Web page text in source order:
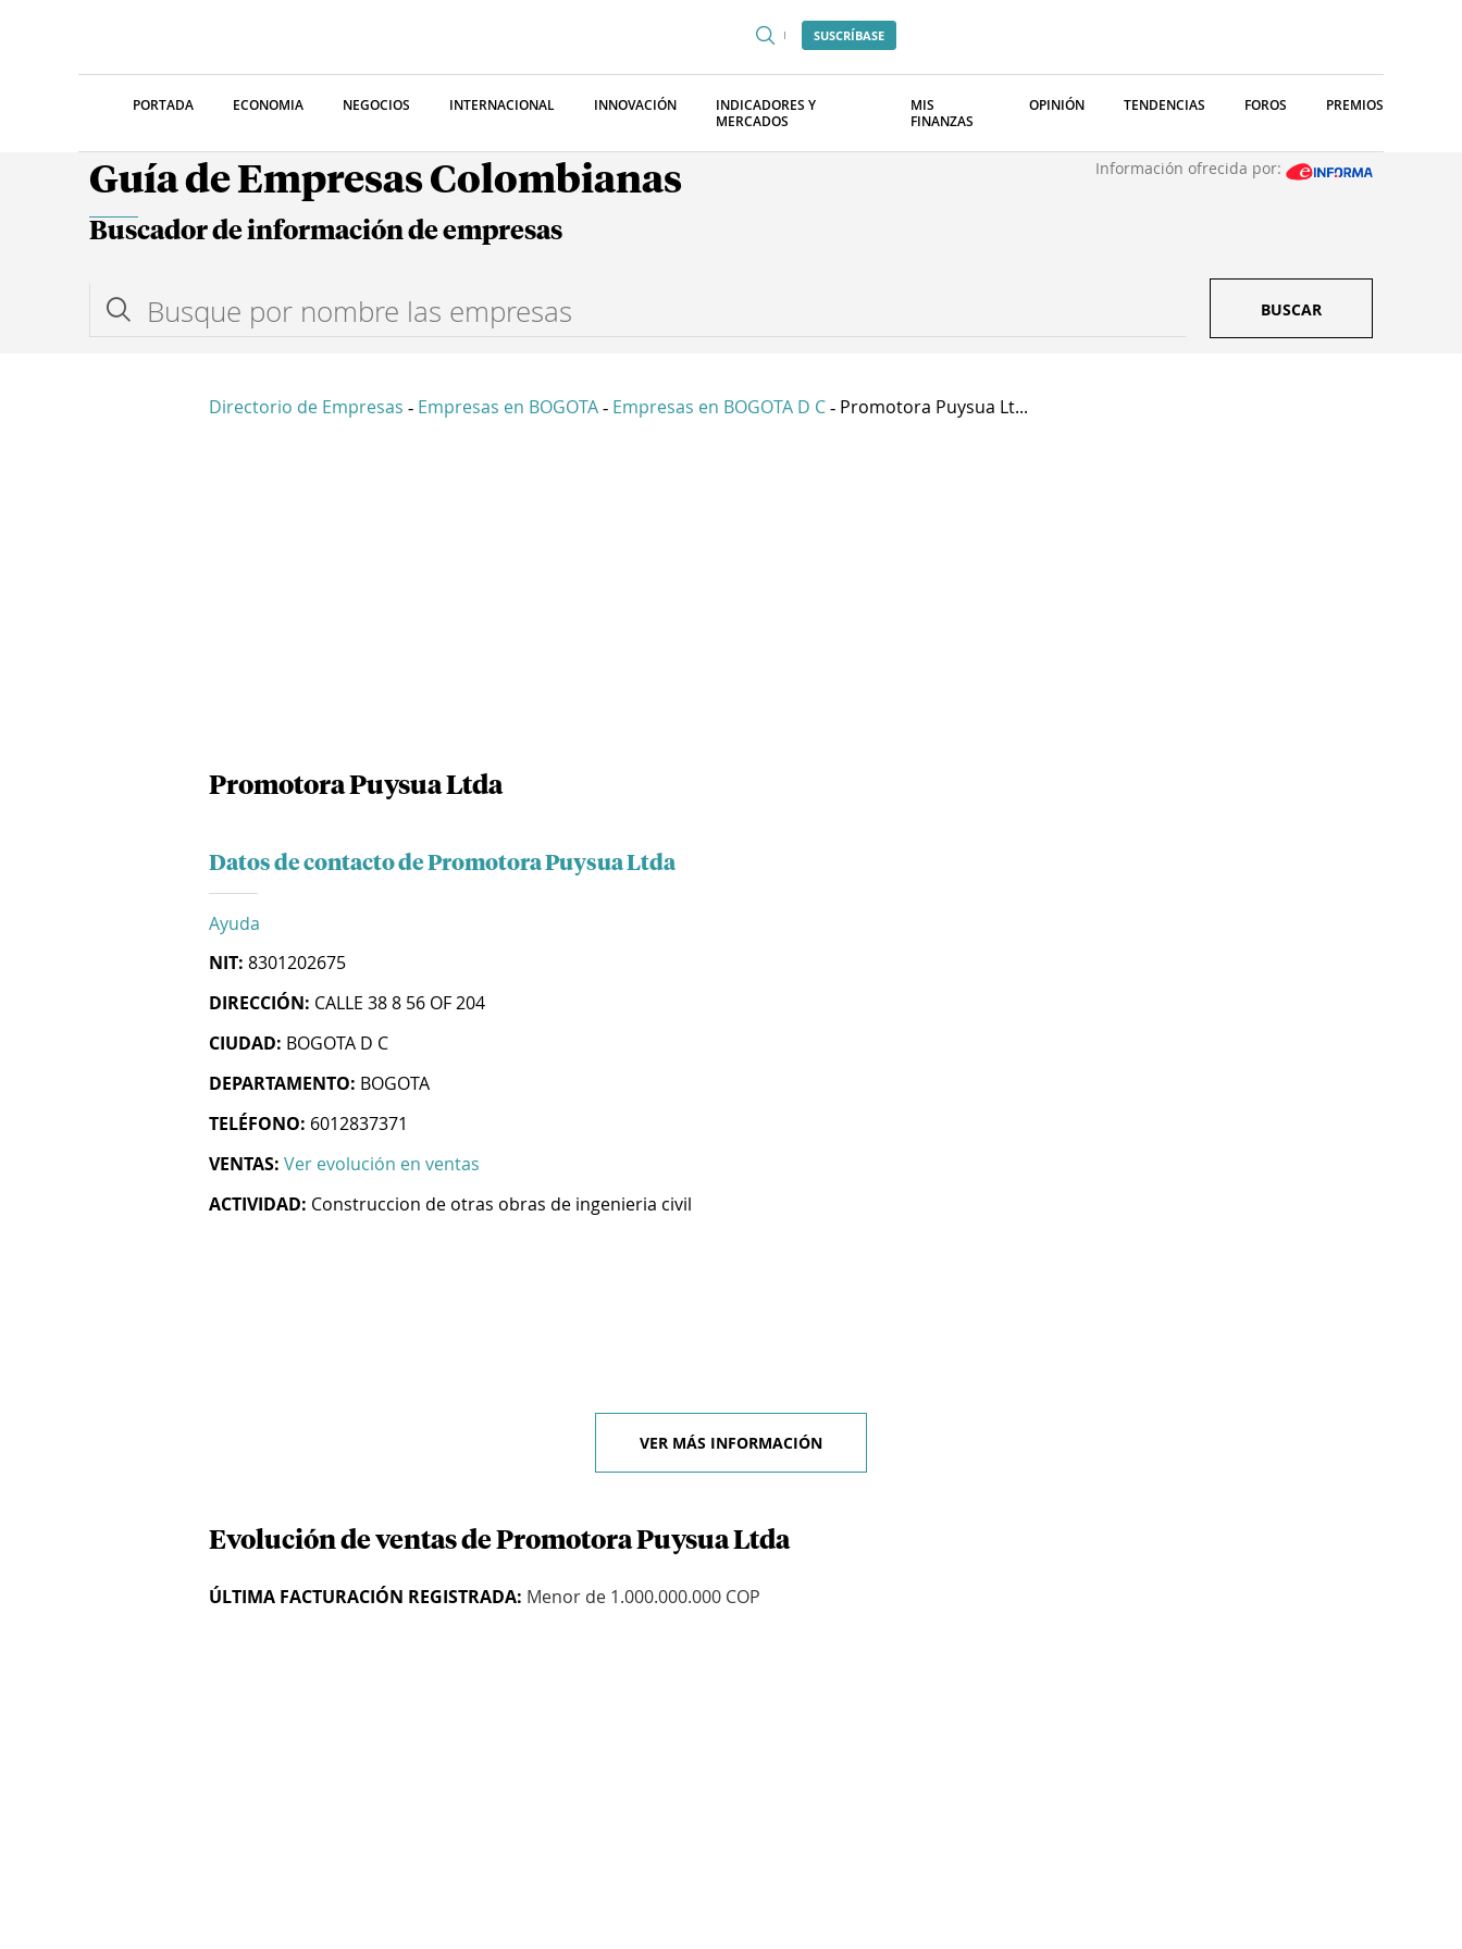
SUSCRÍBASE
PORTADA ECONOMIA NEGOCIOS INTERNACIONAL INNOVACIÓN
INDICADORES Y
MERCADOS
MIS
FINANZAS
OPINIÓN TENDENCIAS FOROS PREMIOS
Guía de Empresas Colombianas Información ofrecida por:
Buscador de información de empresas
BUSCAR
Directorio de Empresas - Empresas en BOGOTA - Empresas en BOGOTA D C - Promotora Puysua Lt...
Promotora Puysua Ltda
Datos de contacto de Promotora Puysua Ltda
Ayuda
NIT: 8301202675
DIRECCIÓN: CALLE 38 8 56 OF 204
CIUDAD: BOGOTA D C
DEPARTAMENTO: BOGOTA
TELÉFONO: 6012837371
VENTAS: Ver evolución en ventas
ACTIVIDAD: Construccion de otras obras de ingenieria civil
VER MÁS INFORMACIÓN
Evolución de ventas de Promotora Puysua Ltda
ÚLTIMA FACTURACIÓN REGISTRADA: Menor de 1.000.000.000 COP